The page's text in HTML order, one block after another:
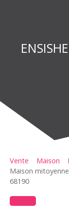
Vente Maison
Maison
68190